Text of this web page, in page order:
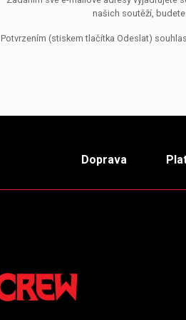
našich soutěží,
Potvrzením (stiskem tlačítka Odeslat)
Doprava